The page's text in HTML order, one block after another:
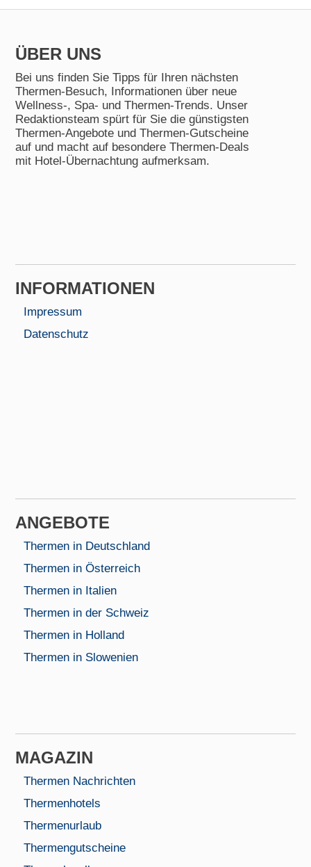
ÜBER UNS
Bei uns finden Sie Tipps für Ihren nächsten
Thermen-Besuch, Informationen über neue
Wellness-, Spa- und Thermen-Trends. Unser
Redaktionsteam spürt für Sie die günstigsten
Thermen-Angebote und Thermen-Gutscheine
auf und macht auf besondere Thermen-Deals
mit Hotel-Übernachtung aufmerksam.
INFORMA­TIONEN
Impressum
Datenschutz
AN­GEBOTE
Thermen in Deutschland
Thermen in Österreich
Thermen in Italien
Thermen in der Schweiz
Thermen in Holland
Thermen in Slowenien
MAGAZIN
Thermen Nachrichten
Thermenhotels
Thermenurlaub
Thermengutscheine